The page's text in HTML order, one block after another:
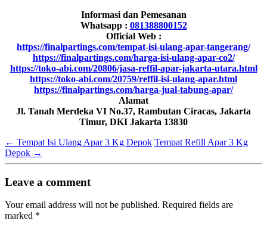
Informasi dan Pemesanan
Whatsapp : 081388800152
Official Web :
https://finalpartings.com/tempat-isi-ulang-apar-tangerang/
https://finalpartings.com/harga-isi-ulang-apar-co2/
https://toko-abi.com/20806/jasa-reffil-apar-jakarta-utara.html
https://toko-abi.com/20759/reffil-isi-ulang-apar.html
https://finalpartings.com/harga-jual-tabung-apar/
Alamat
Jl. Tanah Merdeka VI No.37, Rambutan Ciracas, Jakarta
Timur, DKI Jakarta 13830
← Tempat Isi Ulang Apar 3 Kg Depok Tempat Refill Apar 3 Kg
Depok →
Leave a comment
Your email address will not be published. Required fields are
marked *